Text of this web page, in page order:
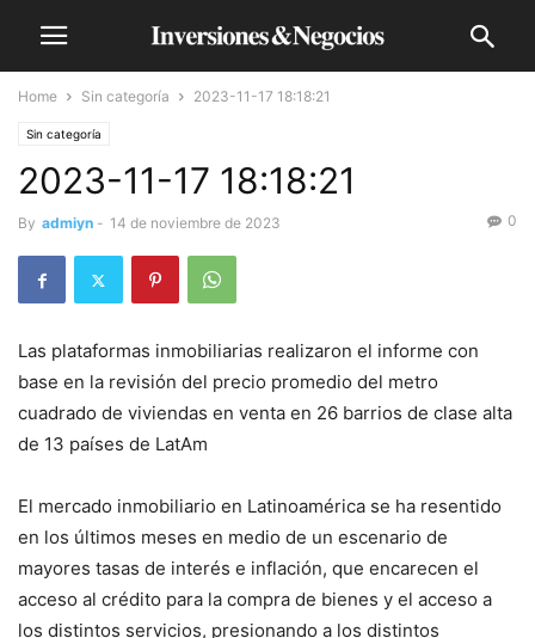
Home Sin categoría 2023-11-17 18:18:21
Sin categoría
2023-11-17 18:18:21
By admiyn - 14 de noviembre de 2023 0
Las plataformas inmobiliarias realizaron el informe con
base en la revisión del precio promedio del metro
cuadrado de viviendas en venta en 26 barrios de clase alta
de 13 países de LatAm
El mercado inmobiliario en Latinoamérica se ha resentido
en los últimos meses en medio de un escenario de
mayores tasas de interés e inflación, que encarecen el
acceso al crédito para la compra de bienes y el acceso a
los distintos servicios, presionando a los distintos